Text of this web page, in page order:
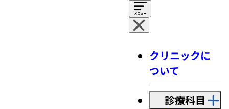
クリニックに
ついて
診療科目